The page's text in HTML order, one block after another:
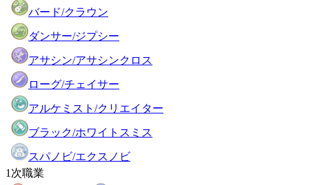
バード/クラウン
ダンサー/ジプシー
アサシン/アサシンクロス
ローグ/チェイサー
アルケミスト/クリエイター
ブラック/ホワイトスミス
スパノビ/エクスノビ
1次職業